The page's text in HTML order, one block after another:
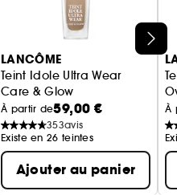
LANCÔME
Teint Idole Ultra Wear
Care & Glow
Fond de Teint
À partir de59,00 €
353avis
Existe en 26 teintes
Ajouter au panier
À